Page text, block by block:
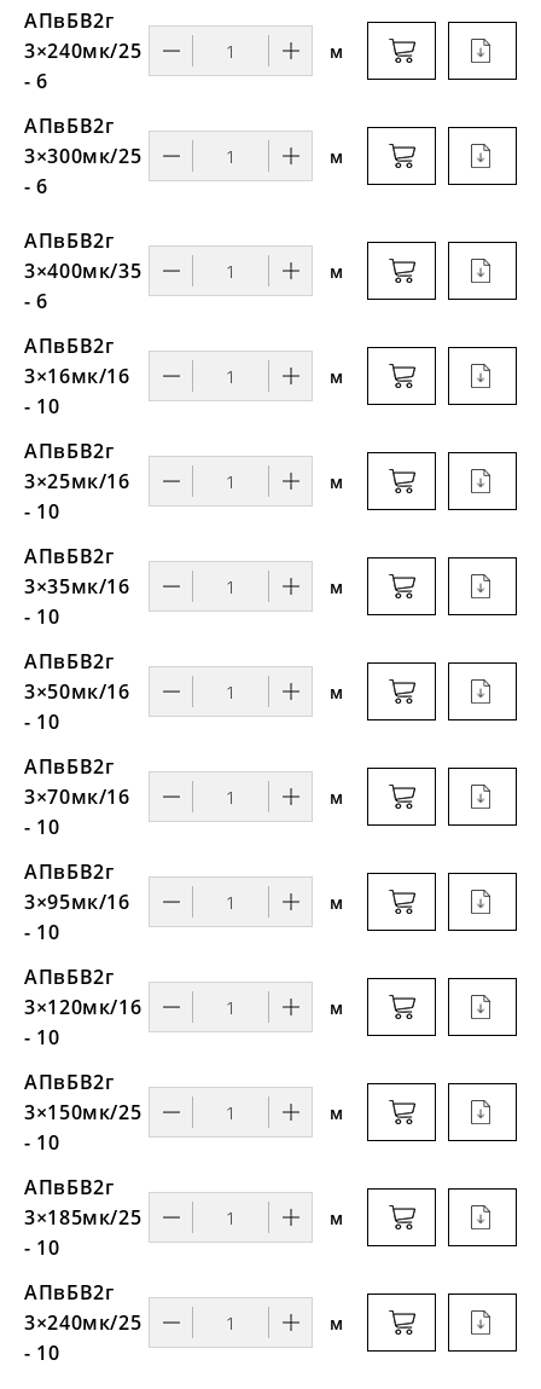
АПвБВ2г
3×240мк/25
- 6
м
АПвБВ2г
3×300мк/25
- 6
м
АПвБВ2г
3×400мк/35
- 6
м
АПвБВ2г
3×16мк/16
- 10
м
АПвБВ2г
3×25мк/16
- 10
м
АПвБВ2г
3×35мк/16
- 10
м
АПвБВ2г
3×50мк/16
- 10
м
АПвБВ2г
3×70мк/16
- 10
м
АПвБВ2г
3×95мк/16
- 10
м
АПвБВ2г
3×120мк/16
- 10
м
АПвБВ2г
3×150мк/25
- 10
м
АПвБВ2г
3×185мк/25
- 10
м
АПвБВ2г
3×240мк/25
- 10
м